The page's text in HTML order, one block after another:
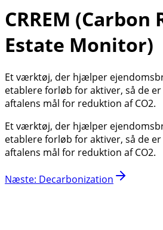
CRREM (Carbon
Estate Monitor)
Et værktøj, der hjælper
etablere forløb for aktiver, så de
aftalens mål for reduktion af CO2.
Et værktøj, der hjælper
etablere forløb for aktiver, så de
aftalens mål for reduktion af CO2.
Næste: Decarbonization